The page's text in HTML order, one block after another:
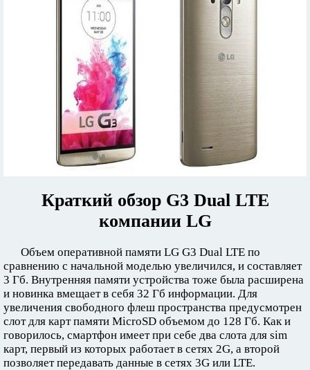
Краткий обзор G3 Dual LTE
компании LG
Объем оперативной памяти LG G3 Dual LTE по
сравнению с начальной моделью увеличился, и составляет
3 Гб. Внутренняя памяти устройства тоже была расширена
и новинка вмещает в себя 32 Гб информации. Для
увеличения свободного флеш пространства предусмотрен
слот для карт памяти MicroSD объемом до 128 Гб. Как и
говорилось, смартфон имеет при себе два слота для sim
карт, первый из которых работает в сетях 2G, а второй
позволяет передавать данные в сетях 3G или LTE.